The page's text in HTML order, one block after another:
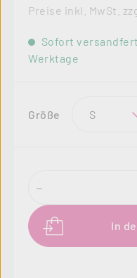
Preise inkl. MwSt.
Sofort
Werktage
Größe auswählen
Produkt
In